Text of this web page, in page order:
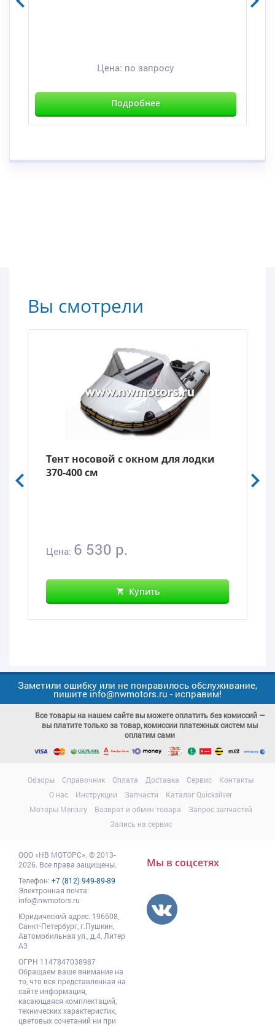
Цена: по запросу
Подробнее
Вы смотрели
Тент носовой с окном для лодки
370-400 см
Цена: 6 530 р.
Купить
Заметили ошибку или не понравилось обслуживание,
пишите info@nwmotors.ru - исправим!
Все товары на нашем сайте вы можете оплатить без комиссий —
вы платите только за товар, комиссии платежных систем мы
оплатим сами
Обзоры Справочник Оплата Доставка Сервис
Контакты
О нас
Инструкции Запчасти
Каталог Quicksilver
Моторы Mercury
Возврат и обмен товара
Запрос запчастей
Запись на сервис
ООО«НВ МОТОРС». © 2013-
2026. Все права защищены.
Телефон: +7 (812) 949-89-89
Электронная почта:
info@nwmotors.ru
Юридический адрес: 196608,
Санкт-Петербург, г.Пушкин,
Автомобильная ул., д.4, Литер
А3
ОГРН 1147847038987
Обращаем ваше внимание на
то, что вся представленная на
сайте информация,
касающаяся комплектаций,
технических характеристик,
цветовых сочетаний ни при
Мы в соцсетях